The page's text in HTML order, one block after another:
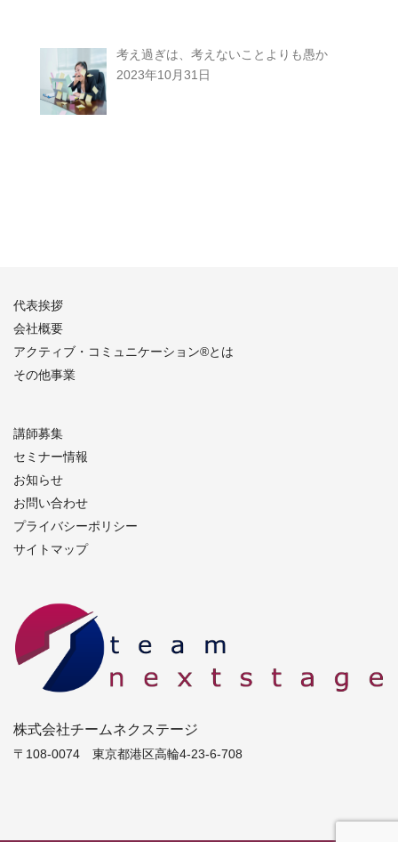
考え過ぎは、考えないことよりも愚か
2023年10月31日
代表挨拶
会社概要
アクティブ・コミュニケーション®︎とは
その他事業
講師募集
セミナー情報
お知らせ
お問い合わせ
プライバシーポリシー
サイトマップ
株式会社チームネクステージ
〒108-0074 東京都港区高輪4-23-6-708